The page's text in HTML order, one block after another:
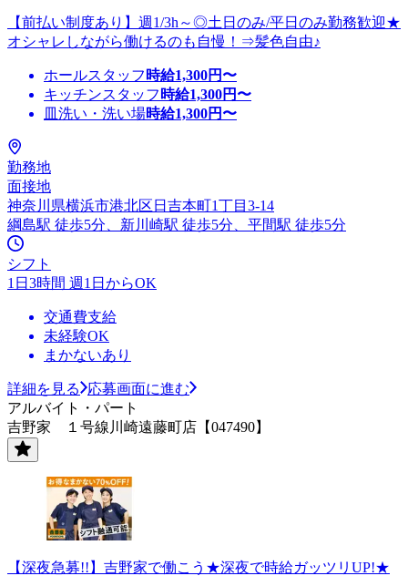
【前払い制度あり】週1/3h～◎土日のみ/平日のみ勤務歓迎★
オシャレしながら働けるのも自慢！⇒髪色自由♪
ホールスタッフ 時給1,300円〜
キッチンスタッフ 時給1,300円〜
皿洗い・洗い場時給1,300円〜
勤務地
面接地
神奈川県横浜市港北区日吉本町1丁目3-14
綱島駅 徒歩5分、新川崎駅 徒歩5分、平間駅 徒歩5分
シフト
1日3時間 週1日からOK
交通費支給
未経験OK
まかないあり
詳細を見る
応募画面に進む
アルバイト・パート
吉野家 １号線川崎遠藤町店【047490】
【深夜急募!!】吉野家で働こう★深夜で時給ガッツリUP!★